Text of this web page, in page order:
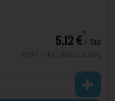
5,12 €*/ Stk